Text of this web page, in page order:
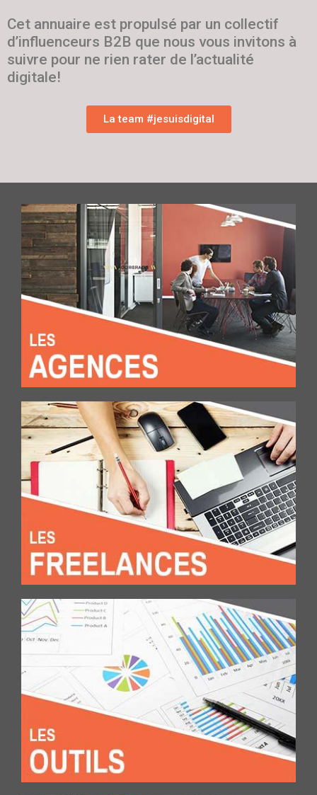
Cet annuaire est propulsé par un collectif
d’influenceurs B2B que nous vous invitons à
suivre pour ne rien rater de l’actualité
digitale!
La team #jesuisdigital